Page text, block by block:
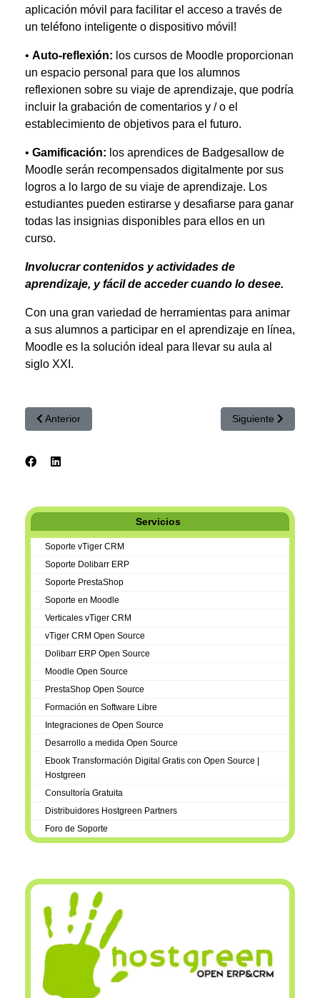
aplicación móvil para facilitar el acceso a través de
un teléfono inteligente o dispositivo móvil!
• Auto-reflexión: los cursos de Moodle proporcionan
un espacio personal para que los alumnos
reflexionen sobre su viaje de aprendizaje, que podría
incluir la grabación de comentarios y / o el
establecimiento de objetivos para el futuro.
• Gamificación: los aprendices de Badgesallow de
Moodle serán recompensados ​​digitalmente por sus
logros a lo largo de su viaje de aprendizaje. Los
estudiantes pueden estirarse y desafiarse para ganar
todas las insignias disponibles para ellos en un
curso.
Involucrar contenidos y actividades de
aprendizaje, y fácil de acceder cuando lo desee.
Con una gran variedad de herramientas para animar
a sus alumnos a participar en el aprendizaje en línea,
Moodle es la solución ideal para llevar su aula al
siglo XXI.
Artículo anterior: El programa completo del PrestaShop Day
Anterior Artículo siguiente:
Siguiente
Servicios
Soporte vTiger CRM
Soporte Dolibarr ERP
Soporte PrestaShop
Soporte en Moodle
Verticales vTiger CRM
vTiger CRM Open Source
Dolibarr ERP Open Source
Moodle Open Source
PrestaShop Open Source
Formación en Software Libre
Integraciones de Open Source
Desarrollo a medida Open Source
Ebook Transformación Digital Gratis con Open Source |
Hostgreen
Consultoría Gratuita
Distribuidores Hostgreen Partners
Foro de Soporte